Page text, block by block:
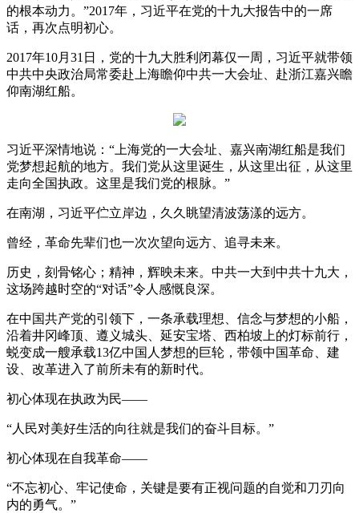
的根本动力。”2017年，习近平在党的十九大报告中的一席
话，再次点明初心。
2017年10月31日，党的十九大胜利闭幕仅一周，习近平就带领
中共中央政治局常委赴上海瞻仰中共一大会址、赴浙江嘉兴瞻
仰南湖红船。
习近平深情地说：“上海党的一大会址、嘉兴南湖红船是我们
党梦想起航的地方。我们党从这里诞生，从这里出征，从这里
走向全国执政。这里是我们党的根脉。”
在南湖，习近平伫立岸边，久久眺望清波荡漾的远方。
曾经，革命先辈们也一次次望向远方、追寻未来。
历史，刻骨铭心；精神，辉映未来。中共一大到中共十九大，
这场跨越时空的“对话”令人感慨良深。
在中国共产党的引领下，一条承载理想、信念与梦想的小船，
沿着井冈峰顶、遵义城头、延安宝塔、西柏坡上的灯标前行，
蜕变成一艘承载13亿中国人梦想的巨轮，带领中国革命、建
设、改革进入了前所未有的新时代。
初心体现在执政为民——
“人民对美好生活的向往就是我们的奋斗目标。”
初心体现在自我革命——
“不忘初心、牢记使命，关键是要有正视问题的自觉和刀刃向
内的勇气。”